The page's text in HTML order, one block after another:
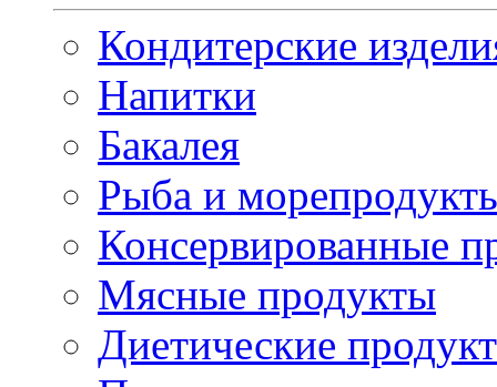
Кондитерские
Напитки
Бакалея
Рыба и
Консервированные
Мясные продукты
Диетические